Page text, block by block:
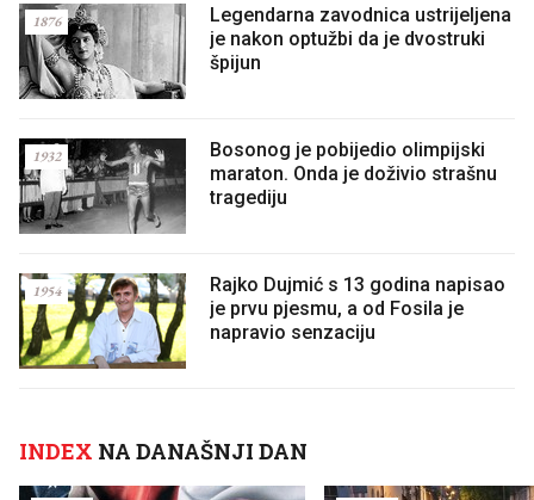
Legendarna zavodnica ustrijeljena
je nakon optužbi da je dvostruki
špijun
1876
Bosonog je pobijedio olimpijski
maraton. Onda je doživio strašnu
tragediju
1932
Rajko Dujmić s 13 godina napisao
je prvu pjesmu, a od Fosila je
napravio senzaciju
1954
INDEX NA DANAŠNJI DAN